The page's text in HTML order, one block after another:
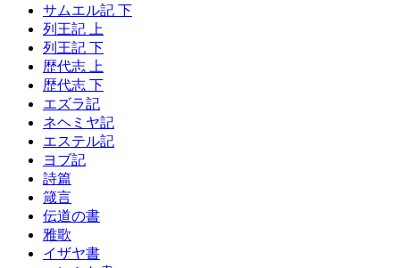
サムエル記 下
列王記 上
列王記 下
歴代志 上
歴代志 下
エズラ記
ネヘミヤ記
エステル記
ヨブ記
詩篇
箴言
伝道の書
雅歌
イザヤ書